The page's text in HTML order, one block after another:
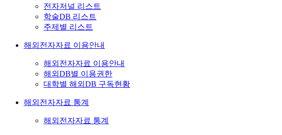
전자저널 리스트
학술DB 리스트
주제별 리스트
해외전자자료 이용안내
해외전자자료 이용안내
해외DB별 이용권한
대학별 해외DB 구독현황
해외전자자료 통계
해외전자자료 통계